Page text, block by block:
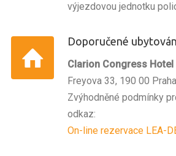
výjezdovou jednotku
Doporučené
Clarion Congress Hotel
Freyova 33, 190 00
Zvýhodněné podmínky
odkaz:
On⁠-⁠line rezervace LEA-